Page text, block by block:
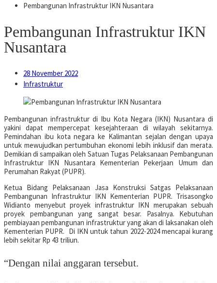
Pembangunan Infrastruktur IKN Nusantara
Pembangunan Infrastruktur IKN
Nusantara
28 November 2022
Infrastruktur
Pembangunan infrastruktur di Ibu Kota Negara (IKN) Nusantara di
yakini dapat mempercepat kesejahteraan di wilayah sekitarnya.
Pemindahan ibu kota negara ke Kalimantan sejalan dengan upaya
untuk mewujudkan pertumbuhan ekonomi lebih inklusif dan merata.
Demikian di sampaikan oleh Satuan Tugas Pelaksanaan Pembangunan
Infrastruktur IKN Nusantara Kementerian Pekerjaan Umum dan
Perumahan Rakyat (PUPR).
Ketua Bidang Pelaksanaan Jasa Konstruksi Satgas Pelaksanaan
Pembangunan Infrastruktur IKN Kementerian PUPR. Trisasongko
Widianto menyebut proyek infrastruktur IKN merupakan sebuah
proyek pembangunan yang sangat besar. Pasalnya. Kebutuhan
pembiayaan pembangunan infrastruktur yang akan di laksanakan oleh
Kementerian PUPR. Di IKN untuk tahun 2022-2024 mencapai kurang
lebih sekitar Rp 43 triliun.
“Dengan nilai anggaran tersebut.